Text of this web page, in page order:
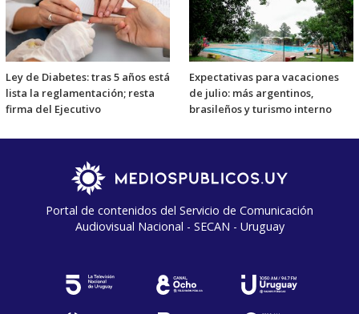
Ley de Diabetes: tras 5 años está
lista la reglamentación; resta
firma del Ejecutivo
Expectativas para vacaciones
de julio: más argentinos,
brasileños y turismo interno
Portal de contenidos del Servicio de Comunicación
Audiovisual Nacional - SECAN - Uruguay